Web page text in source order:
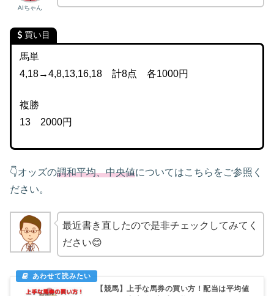
AIちゃん
買い目
馬単
4,18→4,8,13,16,18 計8点 各1000円
複勝
13 2000円
👇オッズの調和平均、中央値についてはこちらをご参照く
ださい。
最近書き直したので是非チェックしてみてく
ださい😊
【競馬】上手な馬券の買い方！配当は平均値